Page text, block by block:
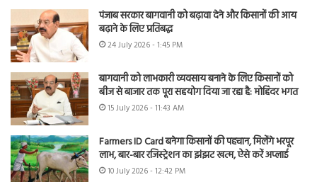
पंजाब सरकार बागवानी को बढ़ावा देने और किसानों की आय
बढ़ाने के लिए प्रतिबद्ध
24 July 2026 - 1:45 PM
बागवानी को लाभकारी व्यवसाय बनाने के लिए किसानों को
बीज से बाजार तक पूरा सहयोग दिया जा रहा है: मोहिंदर भगत
15 July 2026 - 11:43 AM
Farmers ID Card बनेगा किसानों की पहचान, मिलेंगे भरपूर
लाभ, बार-बार रजिस्ट्रेशन का झंझट खत्म, ऐसे करें अप्लाई
10 July 2026 - 12:42 PM